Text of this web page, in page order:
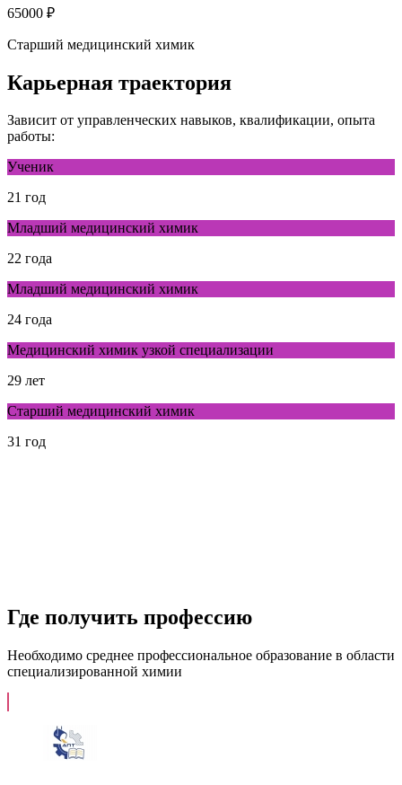
65000 ₽
Старший медицинский химик
Карьерная траектория
Зависит от управленческих навыков, квалификации, опыта
работы:
Ученик
21 год
Младший медицинский химик
22 года
Младший медицинский химик
24 года
Медицинский химик узкой специализации
29 лет
Старший медицинский химик
31 год
Где получить профессию
Необходимо среднее профессиональное образование в области
специализированной химии